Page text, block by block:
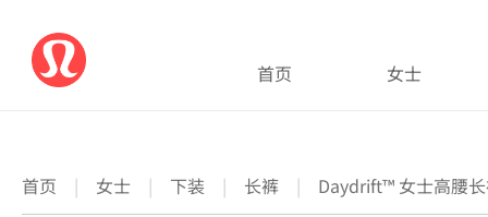
首页 女士
首页 | 女士 | 下装 | 长裤 | Daydrift™ 女士高腰